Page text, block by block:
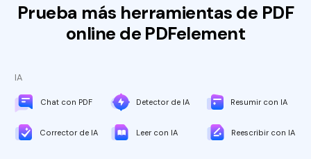
Prueba más herramientas de PDF
online de PDFelement
IA
Chat con PDF Detector de IA Resumir con IA
Corrector de IA Leer con IA Reescribir con IA